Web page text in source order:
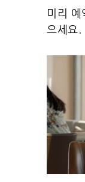
미리
으세요.